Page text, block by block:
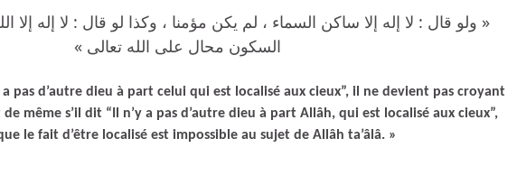
« ولو قال : لا إله إلا ساكن السماء ، لم يكن مؤمنا ، وكذا لو قال : لا إله إلا
السكون محال على الله تعالى »
a pas d’autre dieu à part celui qui est localisé aux cieux”, il ne devient pas croyant
même s’il dit “Il n’y a pas d’autre dieu à part Allâh, qui est localisé aux cieux”,
le fait d’être localisé est impossible au sujet de Allâh ta’âlâ. »